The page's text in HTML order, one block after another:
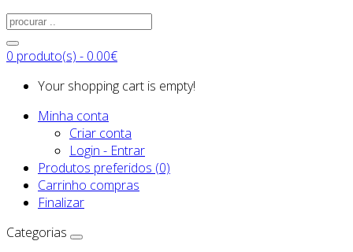
0 produto(s) - 0.00€
Your shopping cart is empty!
Minha conta
Criar conta
Login - Entrar
Produtos preferidos (0)
Carrinho compras
Finalizar
Categorias